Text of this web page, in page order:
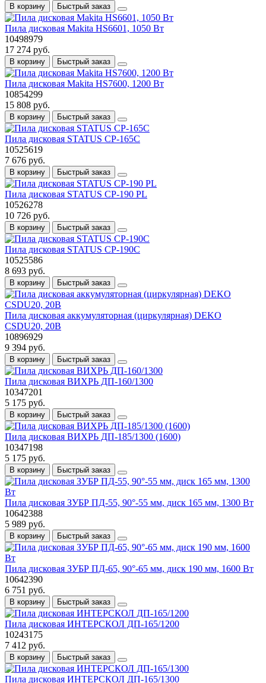
В корзину Быстрый заказ
Пила дисковая Makita HS6601, 1050 Вт
10498979
17 274 руб.
В корзину Быстрый заказ
Пила дисковая Makita HS7600, 1200 Вт
10854299
15 808 руб.
В корзину Быстрый заказ
Пила дисковая STATUS CP-165C
10525619
7 676 руб.
В корзину Быстрый заказ
Пила дисковая STATUS CP-190 PL
10526278
10 726 руб.
В корзину Быстрый заказ
Пила дисковая STATUS CP-190С
10525586
8 693 руб.
В корзину Быстрый заказ
Пила дисковая аккумуляторная (циркулярная) DEKO
CSDU20, 20В
10896929
9 394 руб.
В корзину Быстрый заказ
Пила дисковая ВИХРЬ ДП-160/1300
10347201
5 175 руб.
В корзину Быстрый заказ
Пила дисковая ВИХРЬ ДП-185/1300 (1600)
10347198
5 175 руб.
В корзину Быстрый заказ
Пила дисковая ЗУБР ПД-55, 90°-55 мм, диск 165 мм, 1300 Вт
10642388
5 989 руб.
В корзину Быстрый заказ
Пила дисковая ЗУБР ПД-65, 90°-65 мм, диск 190 мм, 1600 Вт
10642390
6 751 руб.
В корзину Быстрый заказ
Пила дисковая ИНТЕРСКОЛ ДП-165/1200
10243175
7 412 руб.
В корзину Быстрый заказ
Пила дисковая ИНТЕРСКОЛ ДП-165/1300